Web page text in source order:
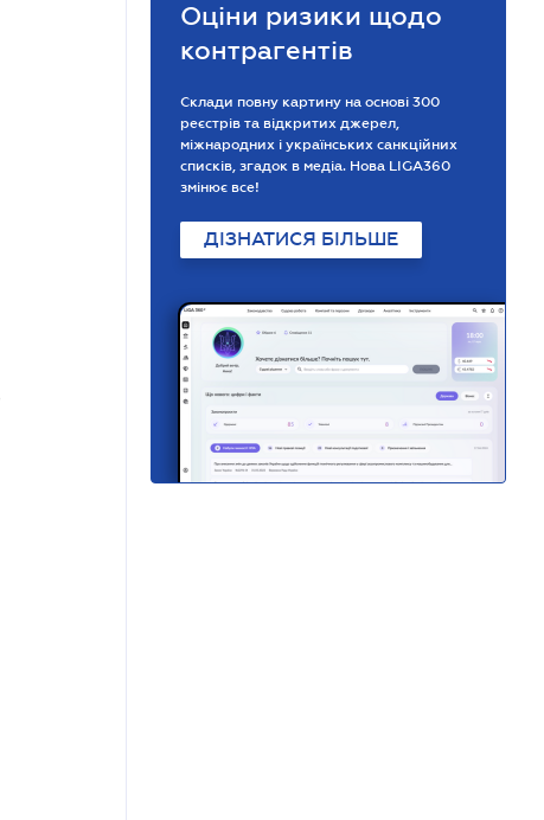
Оціни ризики щодо
контрагентів
Склади повну картину на основі 300
реєстрів та відкритих джерел,
міжнародних і українських санкційних
списків, згадок в медіа. Нова LIGA360
змінює все!
ДІЗНАТИСЯ БІЛЬШЕ